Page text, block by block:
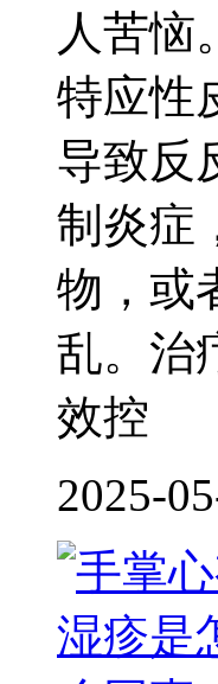
人苦恼
特应性
导致反
制炎症
物，或
乱。治
效控
2025-